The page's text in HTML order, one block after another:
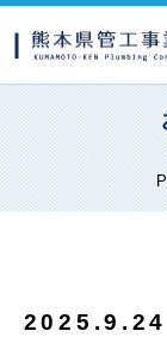
2025.9.24